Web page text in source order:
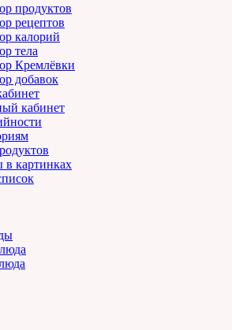
продуктов
рецептов
калорий
тела
Кремлёвки
добавок
кабинет
в картинках